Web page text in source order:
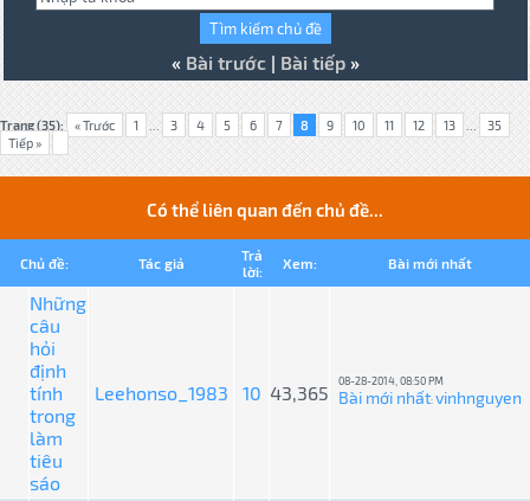
« Bài trước| Bài tiếp»
Trang (35): « Trước 1 ... 3 4 5 6 7 8 9 10 11 12 13 ... 35
Tiếp »
Có thể liên quan đến chủ đề...
Chủ đề: Tác giả
Trả
lời:
Xem: Bài mới nhất
Những
câu
hỏi
định
tính
trong
làm
tiêu
sáo
Leehonso_1983 10 43,365
08-28-2014, 08:50 PM
Bài mới nhất:vinhnguyen